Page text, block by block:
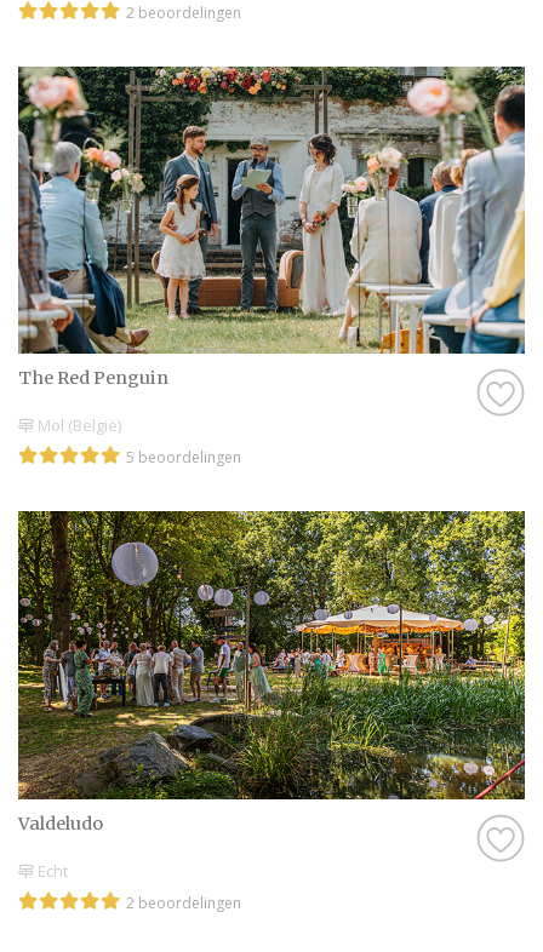
2 beoordelingen
The Red Penguin
Mol (België)
5 beoordelingen
Valdeludo
Echt
2 beoordelingen